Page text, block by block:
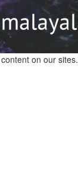
on our sites.